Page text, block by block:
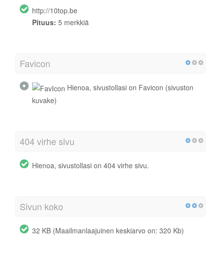
http://10top.be
Pituus: 5 merkkiä
Favicon
Hienoa, sivustollasi on Favicon (sivuston
kuvake)
404 virhe sivu
Hienoa, sivustollasi on 404 virhe sivu.
Sivun koko
32 KB (Maailmanlaajuinen keskiarvo on: 320 Kb)